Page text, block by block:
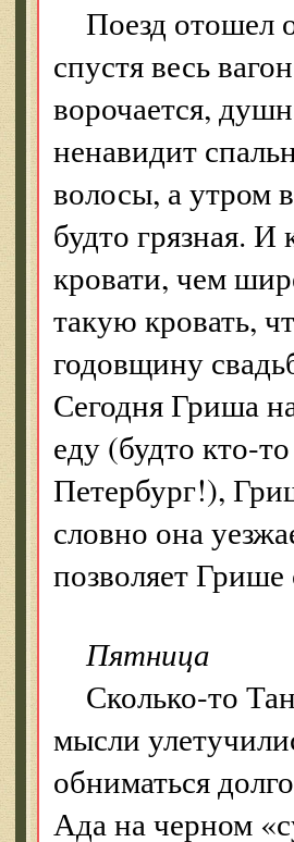
Поезд отошел
спустя весь
ворочается,
ненавидит
волосы, а утром
будто грязная.
кровати, чем
такую кровать,
годовщину
Сегодня Гриша
еду (будто кто-
Петербург!),
словно она
позволяет
Пятница
Сколько-то
мысли
обниматься
Ада на черном